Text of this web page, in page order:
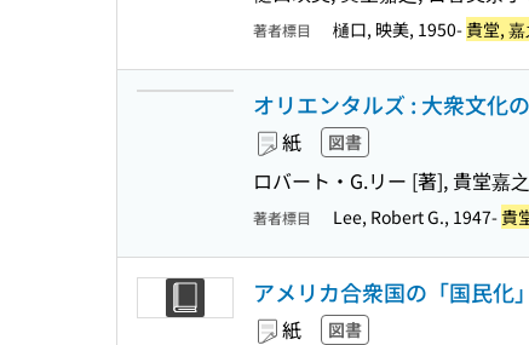
著者標目 樋口, 映美, 1950-貴堂,
オリエンタルズ : 大衆文化
紙 図書
ロバート・G.リー [著], 貴堂嘉
著者標目 Lee, Robert G., 1947-貴
アメリカ合衆国の「国民化
紙 図書